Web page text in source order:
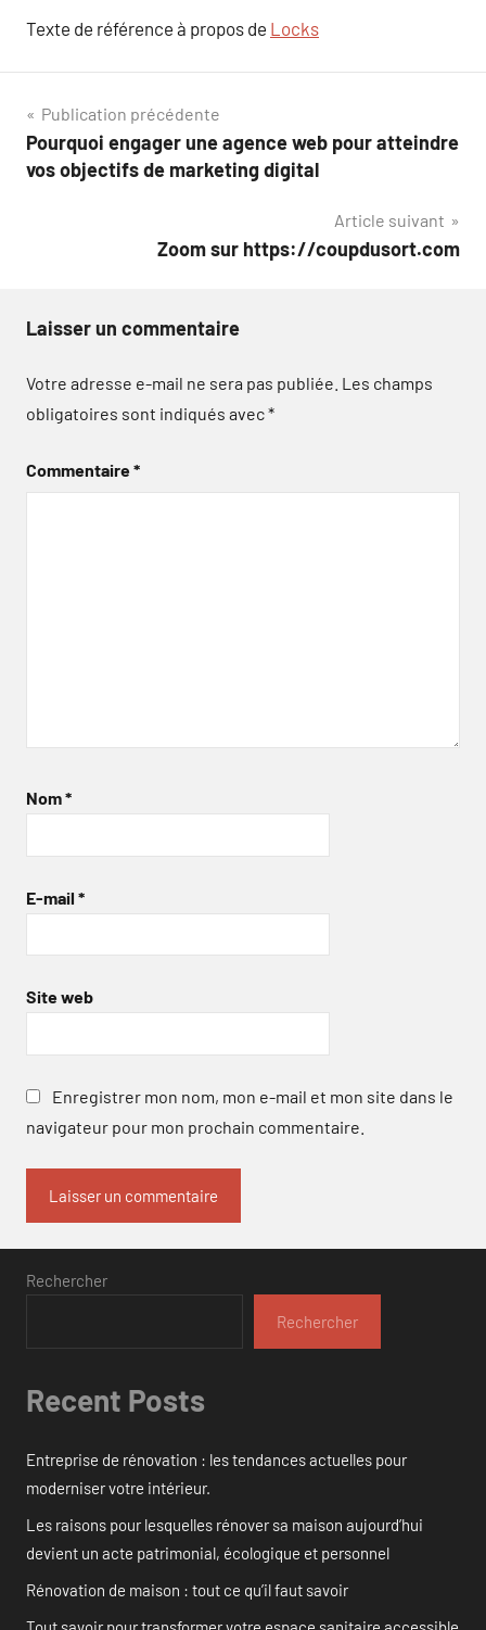
Texte de référence à propos de Locks
Navigation
de
Publication précédente
Pourquoi engager une agence web pour atteindre
vos objectifs de marketing digital
Article suivant
Zoom sur https://coupdusort.com
Laisser un commentaire
Votre adresse e-mail ne sera pas publiée. Les champs
obligatoires sont indiqués avec*
Commentaire*
Nom*
E-mail *
Site web
Enregistrer mon nom, mon e-mail et mon site dans le
navigateur pour mon prochain commentaire.
Rechercher
Rechercher
Recent Posts
Entreprise de rénovation : les tendances actuelles pour
moderniser votre intérieur.
Les raisons pour lesquelles rénover sa maison aujourd’hui
devient un acte patrimonial, écologique et personnel
Rénovation de maison : tout ce qu’il faut savoir